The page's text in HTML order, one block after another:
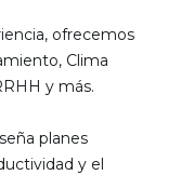
ofrecemos
Clima
y más.
planes
y el